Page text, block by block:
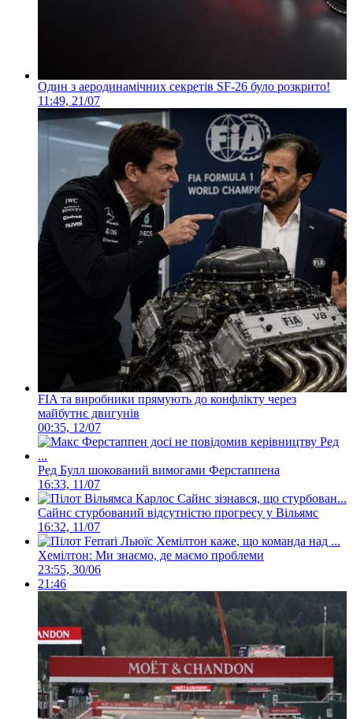
Один з аеродинамічних секретів SF-26 було розкрито!
11:49, 21/07
FIA та виробники прямують до конфлікту через
майбутнє двигунів
00:35, 12/07
Ред Булл шокований вимогами Ферстаппена
16:33, 11/07
Сайнс стурбований відсутністю прогресу у Вільямс
16:32, 11/07
Хемілтон: Ми знаємо, де маємо проблеми
23:55, 30/06
21:46